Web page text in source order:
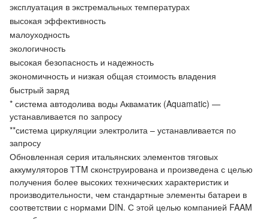
эксплуатация в экстремальных температурах
высокая эффективность
малоуходность
экологичность
высокая безопасность и надежность
экономичность и низкая общая стоимость владения
быстрый заряд
* система автодолива воды Акваматик (Aquamatic) —
устанавливается по запросу
**система циркуляции электролита – устанавливается по
запросу
Обновленная серия итальянских элементов тяговых
аккумуляторов ТTM сконструирована и произведена с целью
получения более высоких технических характеристик и
производительности, чем стандартные элементы батареи в
соответствии с нормами DIN. С этой целью компанией FAAM